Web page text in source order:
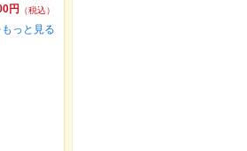
円
（税込）
っと見る